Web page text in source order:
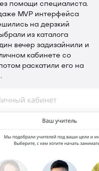
помощи специалиста.
MVP интерфейса
на дерзкий
из каталога
вечер задизайнили и
кабинете со
раскатили его на